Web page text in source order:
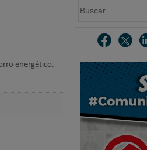
energético.
u
r